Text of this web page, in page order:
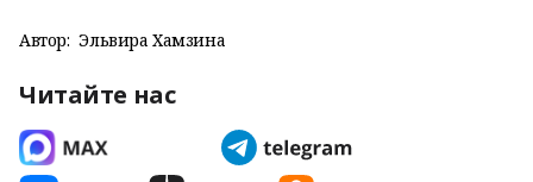
Автор: Эльвира Хамзина
Читайте нас